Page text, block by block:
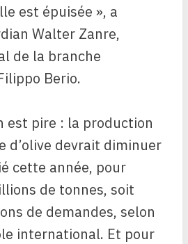
est épuisée », a
Walter Zanre,
de la branche
Berio.
est pire : la production
d’olive devrait diminuer
cette année, pour
de tonnes, soit
de demandes, selon
international. Et pour